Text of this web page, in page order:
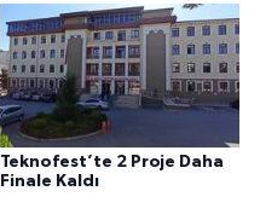
Teknofest’te 2 Proje Daha
Finale Kaldı